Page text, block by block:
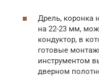
Дрель, коронка
на 22-23 мм,
кондуктор, в
готовые
инструментом
дверном